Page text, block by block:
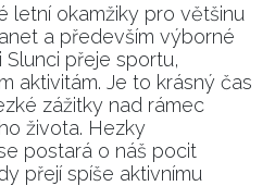
letní okamžiky pro většinu
a především výborné
přeje sportu,
aktivitám. Je to krásný čas
zážitky nad rámec
života. Hezky
postará o náš pocit
přejí spíše aktivnímu